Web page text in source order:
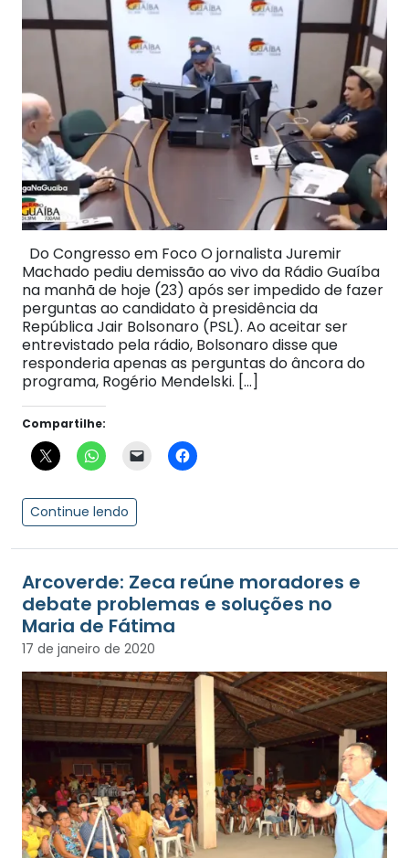
Do Congresso em Foco O jornalista Juremir
Machado pediu demissão ao vivo da Rádio Guaíba
na manhã de hoje (23) após ser impedido de fazer
perguntas ao candidato à presidência da
República Jair Bolsonaro (PSL). Ao aceitar ser
entrevistado pela rádio, Bolsonaro disse que
responderia apenas as perguntas do âncora do
programa, Rogério Mendelski. […]
Compartilhe:
Continue lendo
Arcoverde: Zeca reúne moradores e
debate problemas e soluções no
Maria de Fátima
17 de janeiro de 2020